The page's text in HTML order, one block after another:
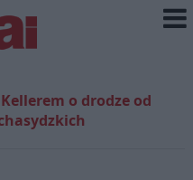
o drodze od